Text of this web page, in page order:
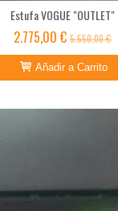
Estufa VOGUE "OUTLET"
2.775,00 € 5.550,00 €
Añadir a Carrito